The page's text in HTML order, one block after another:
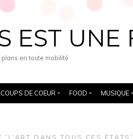
EST
en toute mobilité
COUPS DE COEUR FOOD MUSIQUE
‘L’ART DANS TOUS CES